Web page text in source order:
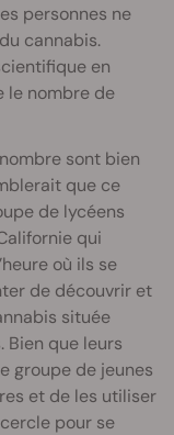
personnes ne
cannabis.
en
le nombre de
sont bien
que ce
de lycéens
qui
où ils se
de découvrir et
située
Bien que leurs
groupe de jeunes
et de les utiliser
pour se